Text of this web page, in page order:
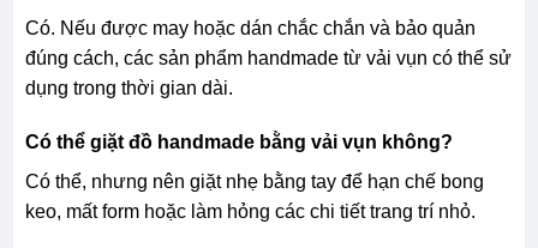
Có. Nếu được may hoặc dán chắc chắn và bảo quản
đúng cách, các sản phẩm handmade từ vải vụn có thể sử
dụng trong thời gian dài.
Có thể giặt đồ handmade bằng vải vụn không?
Có thể, nhưng nên giặt nhẹ bằng tay để hạn chế bong
keo, mất form hoặc làm hỏng các chi tiết trang trí nhỏ.